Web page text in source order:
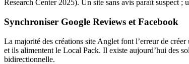
Research Center 2025). Un site sans avis paraît suspect
Synchroniser Google Reviews et Facebook
La majorité des créations site Anglet font l’erreur de
et ils alimentent le Local Pack. Il existe aujourd’hui des
bidirectionnelle.